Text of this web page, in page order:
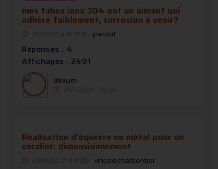
mes tubes inox 304 ont un aimant qui
adhère faiblement, corrosion à venir?
26/02/2014 19:37:12 - pacou1
Réponses : 4
Affichages : 2491
davum
24/11/2020 11:10:05
Réalisation d'équerre en métal pour un
escalier: dimensionnement
05/09/2012 13:05:19 - vincelecharpentier